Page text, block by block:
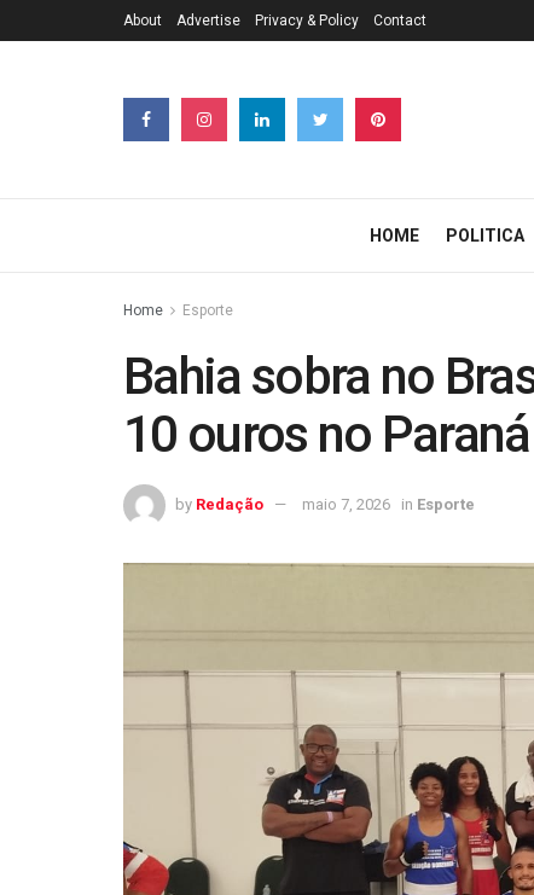
About Advertise Privacy & Policy Contact
HOME POLITICA
Home Esporte
Bahia sobra no
10 ouros no Paraná
by Redação maio 7, 2026 in Esporte